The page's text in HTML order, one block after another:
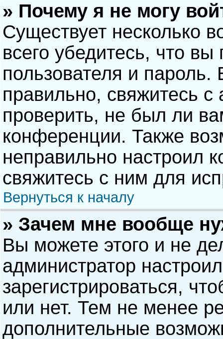
» Почему я не могу
Существует несколько
всего убедитесь, что
пользователя и
правильно, свяжитесь
проверить, не был ли
конференции. Также
неправильно настроил
свяжитесь с ним для
Вернуться к началу
» Зачем мне вообще
Вы можете этого и не
администратор
зарегистрироваться,
или нет. Тем не менее
дополнительные